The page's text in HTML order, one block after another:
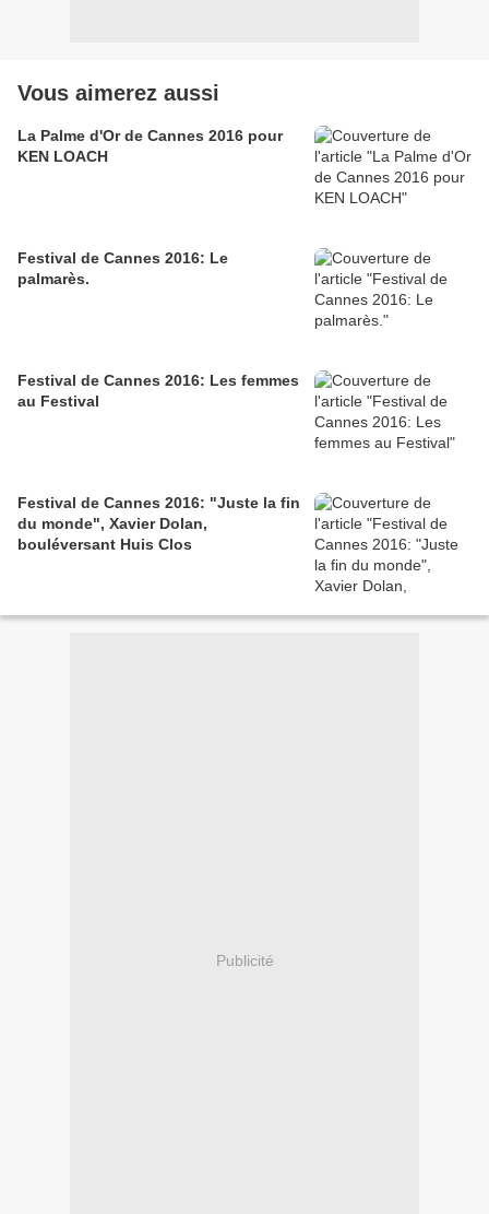
Vous aimerez aussi
La Palme d'Or de Cannes 2016 pour
KEN LOACH
Festival de Cannes 2016: Le
palmarès.
Festival de Cannes 2016: Les femmes
au Festival
Festival de Cannes 2016: "Juste la fin
du monde", Xavier Dolan,
bouléversant Huis Clos
Publicité